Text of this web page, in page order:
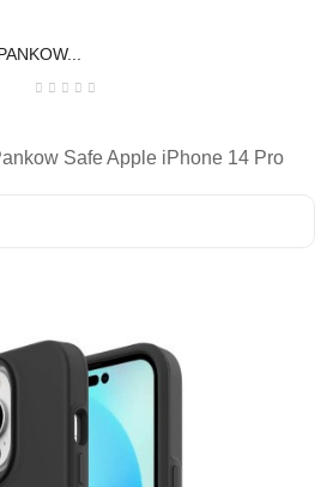
Safe Apple iPhone 14 Pro